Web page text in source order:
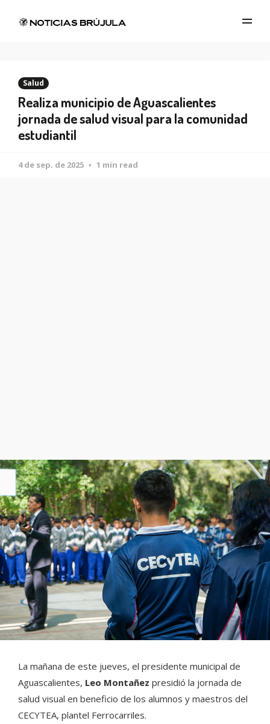
Salud
Realiza municipio de Aguascalientes
jornada de salud visual para la comunidad
estudiantil
4 de sep. de 2025 1 min read
La mañana de este jueves, el presidente municipal de
Aguascalientes, Leo Montañez presidió la jornada de
salud visual en beneficio de los alumnos y maestros del
CECYTEA, plantel Ferrocarriles.